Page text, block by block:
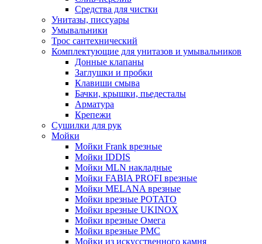
Средства для чистки
Унитазы, писсуары
Умывальники
Трос сантехнический
Комплектующие для унитазов и умывальников
Донные клапаны
Заглушки и пробки
Клавиши смыва
Бачки, крышки, пьедесталы
Арматура
Крепежи
Сушилки для рук
Мойки
Мойки Frank врезные
Мойки IDDIS
Мойки MLN накладные
Мойки FABIA PROFI врезные
Мойки MELANA врезные
Мойки врезные POTATO
Мойки врезные UKINOX
Мойки врезные Омега
Мойки врезные РМС
Мойки из искусственного камня